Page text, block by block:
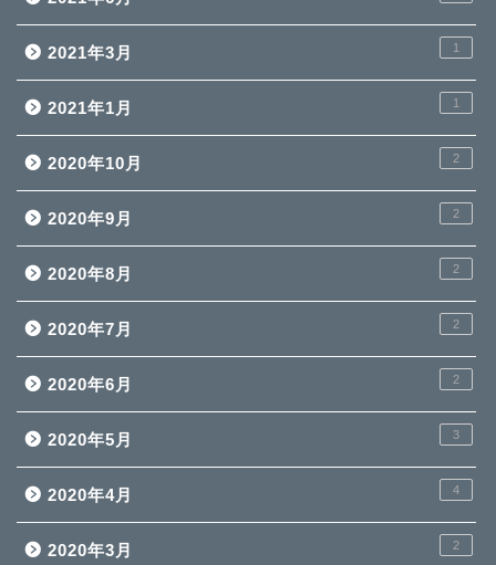
2021年3月 1
2021年1月 1
2020年10月 2
2020年9月 2
2020年8月 2
2020年7月 2
2020年6月 2
2020年5月 3
2020年4月 4
2020年3月 2